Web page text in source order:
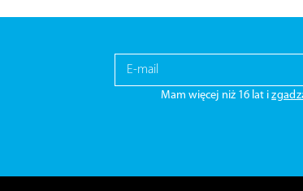
Mam więcej niż 16 lat i